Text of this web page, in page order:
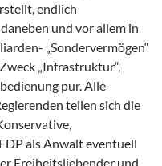
endlich
und vor allem in
„Sondervermögen“
„Infrastruktur“,
pur. Alle
teilen sich die
als Anwalt eventuell
Freiheitsliebender und